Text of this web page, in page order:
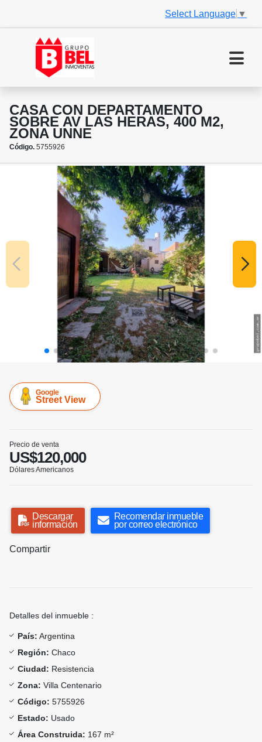
Select Language ▼
CASA CON DEPARTAMENTO
SOBRE AV LAS HERAS, 400 M2,
ZONA UNNE
Código. 5755926
Google
Street View
Precio de venta
US$120,000
Dólares Americanos
Descargar
información
Recomendar inmueble
por correo electrónico
Compartir
Detalles del inmueble :
País: Argentina
Región: Chaco
Ciudad: Resistencia
Zona: Villa Centenario
Código: 5755926
Estado: Usado
Área Construida: 167 m²